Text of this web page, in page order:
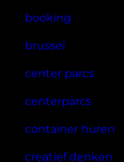
booking
brussel
center parcs
centerparcs
container huren
creatief denken